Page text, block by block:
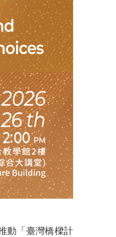
動「臺灣橋樑計